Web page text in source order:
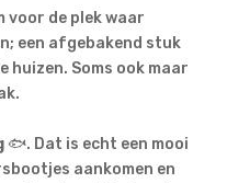
voor de plek waar
een afgebakend stuk
huizen. Soms ook maar
🐟. Dat is echt een mooi
aankomen en